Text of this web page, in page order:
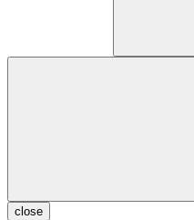
close